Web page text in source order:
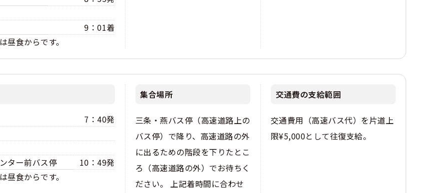
9：01着
昼食からです。
7：40発
ター前バス停
10：49発
昼食からです。
集合場所
三条・燕バス停（高速道路上の
バス停）で降り、高速道路の外
に出るための階段を下りたとこ
ろ（高速道路の外）でお待ちく
ださい。 上記着時間に合わせ
交通費の支給範囲
交通費用（高速バス代）を片道上
限¥5,000として往復支給。